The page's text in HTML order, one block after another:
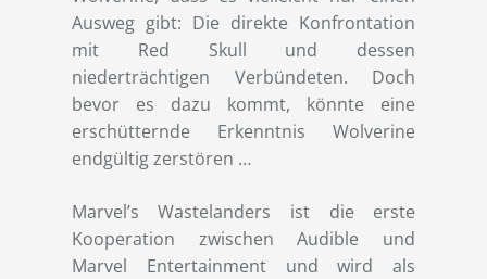
Ausweg gibt: Die direkte Konfrontation
mit Red Skull und dessen
niederträchtigen Verbündeten. Doch
bevor es dazu kommt, könnte eine
erschütternde Erkenntnis Wolverine
endgültig zerstören …
Marvel’s Wastelanders ist die erste
Kooperation zwischen Audible und
Marvel Entertainment und wird als